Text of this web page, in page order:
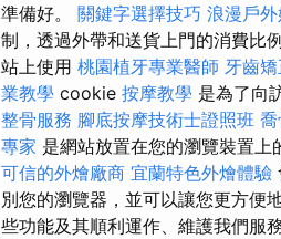
準備好。 關鍵字選擇技巧 浪漫戶
制，透過外帶和送貨上門的消費比
站上使用 桃園植牙專業醫師 牙齒
業教學 cookie 按摩教學 是為了向
整骨服務 腳底按摩技術士證照班 喬
專家 是網站放置在您的瀏覽裝置上
可信的外燴廠商 宜蘭特色外燴體驗
別您的瀏覽器，並可以讓您更方便
些功能及其順利運作、維護我們服